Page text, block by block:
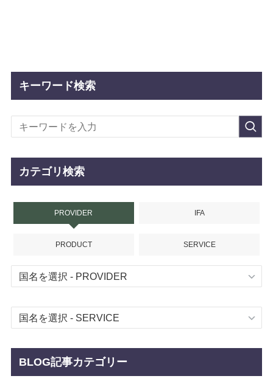
キーワード検索
カテゴリ検索
PROVIDER IFA
PRODUCT SERVICE
BLOG記事カテゴリー